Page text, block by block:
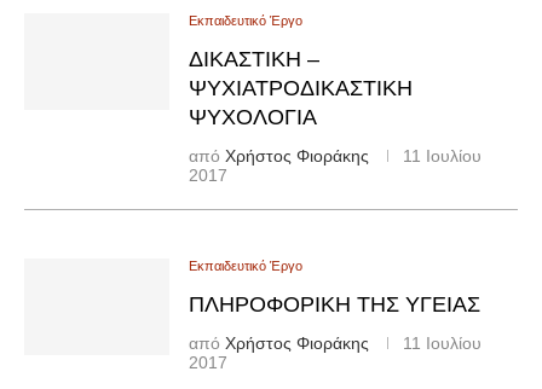
Εκπαιδευτικό Έργο
ΔΙΚΑΣΤΙΚΉ –
ΨΥΧΙΑΤΡΟΔΙΚΑΣΤΙΚΉ
ΨΥΧΟΛΟΓΊΑ
από Χρήστος Φιοράκης
11 Ιουλίου
2017
Εκπαιδευτικό Έργο
ΠΛΗΡΟΦΟΡΙΚΉ ΤΗΣ ΥΓΕΊΑΣ
από Χρήστος Φιοράκης
11 Ιουλίου
2017